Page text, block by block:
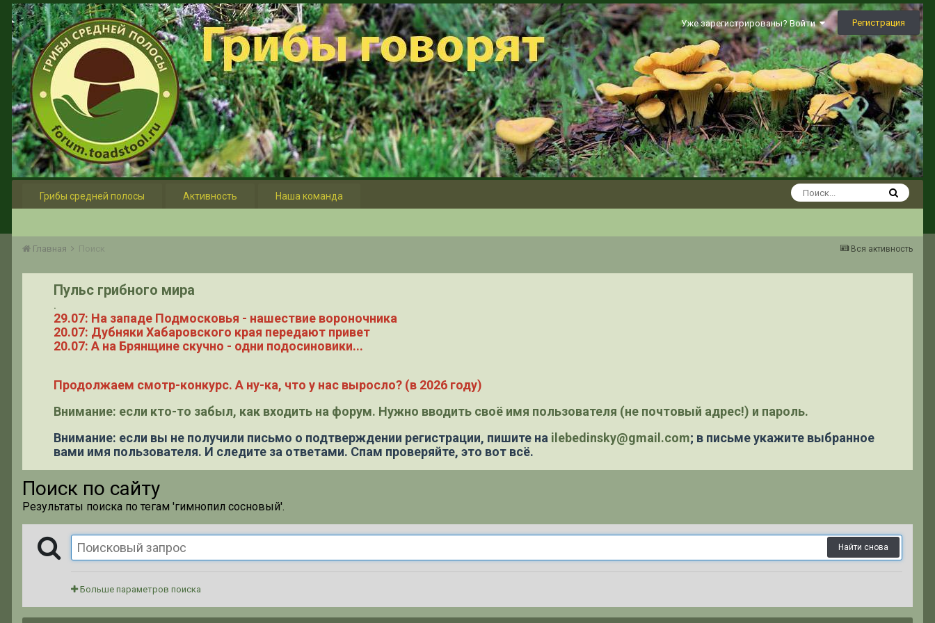
Уже зарегистрированы? Войти Регистрация
Грибы средней полосы Активность Наша команда
Вся активность
Главная Поиск
Пульс грибного мира
.
29.07: На западе Подмосковья - нашествие вороночника
20.07: Дубняки Хабаровского края передают привет
20.07: А на Брянщине скучно - одни подосиновики...
Продолжаем смотр-конкурс. А ну-ка, что у нас выросло? (в 2026 году)
Внимание: если кто-то забыл, как входить на форум. Нужно вводить своё имя пользователя (не почтовый адрес!) и пароль.
Внимание: если вы не получили письмо о подтверждении регистрации, пишите на ilebedinsky@gmail.com; в письме укажите выбранное
вами имя пользователя. И следите за ответами. Спам проверяйте, это вот всё.
Поиск по сайту
Результаты поиска по тегам 'гимнопил сосновый'.
Найти снова
Больше параметров поиска